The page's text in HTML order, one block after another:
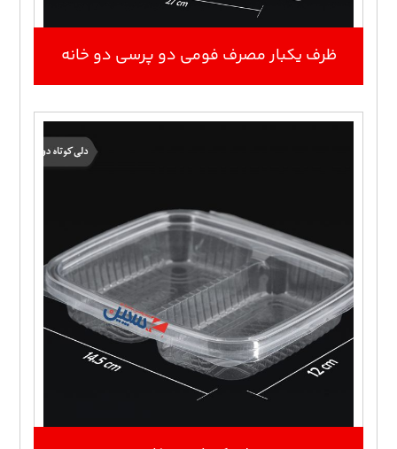
ظرف یکبار مصرف فومی دو پرسی دو خانه